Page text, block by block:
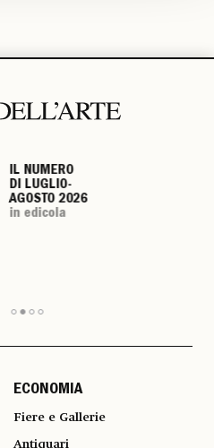
IL NUMERO
DI LUGLIO-
AGOSTO 2026
in edicola
IL NUMERO
DI LUGLIO-
AGOSTO 2026
in edicola
IL NUMERO
DI LUGLIO-
AGOSTO 2026
in edicola
IL NUMERO
DI LUGLIO-
AGOSTO 2026
in edicola
ECONOMIA
Fiere e Gallerie
Antiquari